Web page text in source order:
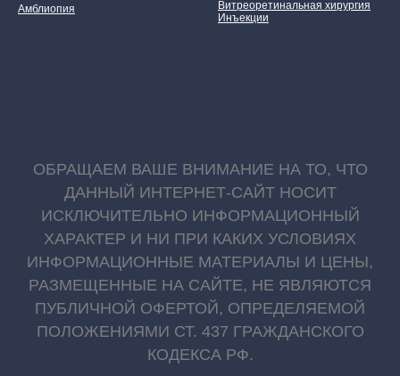
Амблиопия
Витреоретинальная хирургия
Инъекции
ОБРАЩАЕМ ВАШЕ ВНИМАНИЕ НА ТО, ЧТО
ДАННЫЙ ИНТЕРНЕТ-САЙТ НОСИТ
ИСКЛЮЧИТЕЛЬНО ИНФОРМАЦИОННЫЙ
ХАРАКТЕР И НИ ПРИ КАКИХ УСЛОВИЯХ
ИНФОРМАЦИОННЫЕ МАТЕРИАЛЫ И ЦЕНЫ,
РАЗМЕЩЕННЫЕ НА САЙТЕ, НЕ ЯВЛЯЮТСЯ
ПУБЛИЧНОЙ ОФЕРТОЙ, ОПРЕДЕЛЯЕМОЙ
ПОЛОЖЕНИЯМИ СТ. 437 ГРАЖДАНСКОГО
КОДЕКСА РФ.